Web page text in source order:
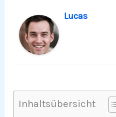
Lucas
Inhaltsübersicht